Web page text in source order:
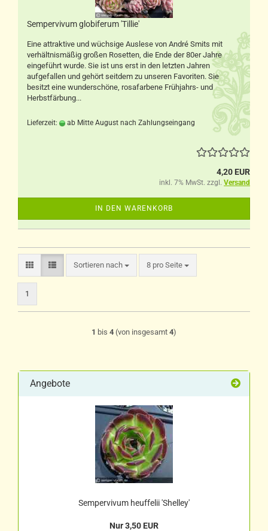
Sempervivum globiferum 'Tillie'
Eine attraktive und wüchsige Auslese von André Smits mit
verhältnismäßig großen Rosetten, die Ende der 80er Jahre
eingeführt wurde. Sie ist uns erst in den letzten Jahren
aufgefallen und gehört seitdem zu unseren Favoriten. Sie
besitzt eine wunderschöne, rosafarbene Frühjahrs- und
Herbstfärbung...
Lieferzeit: ab Mitte August nach Zahlungseingang
4,20 EUR
inkl. 7% MwSt. zzgl. Versand
IN DEN WARENKORB
Sortieren nach
Sortieren nach 8 pro Seite
pro Seite
1
1 bis 4 (von insgesamt 4)
Angebote
Sempervivum heuffelii 'Shelley'
Nur 3,50 EUR